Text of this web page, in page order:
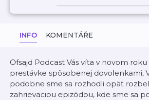
INFO KOMENTÁŘE
Ofsajd Podcast Vás víta v novom
prestávke spôsobenej dovolenkami,
podobne sme sa rozhodli opäť
zahrievaciou epizódou, kde sme sa